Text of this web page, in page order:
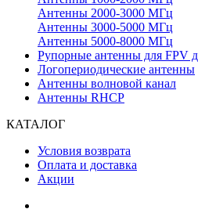
Антенны 2000-3000 МГц
Антенны 3000-5000 МГц
Антенны 5000-8000 МГц
Рупорные антенны для FPV
Логопериодические антенны
Антенны волновой канал
Антенны RHCP
КАТАЛОГ
Условия возврата
Оплата и доставка
Акции